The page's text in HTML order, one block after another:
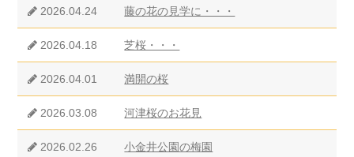
2026.04.24 藤の花の見学に・・・
2026.04.18 芝桜・・・
2026.04.01 満開の桜
2026.03.08 河津桜のお花見
2026.02.26 小金井公園の梅園